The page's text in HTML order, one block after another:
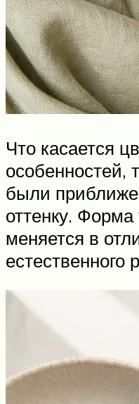
Что касается
особенностей,
были
оттенку.
меняется в
естественного